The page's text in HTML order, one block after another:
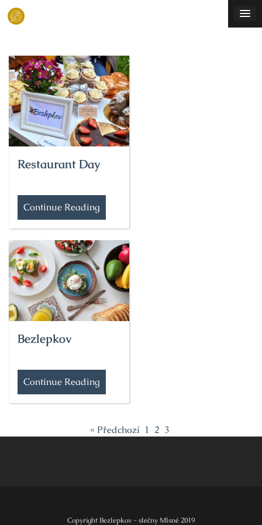
Skip
Restaurant Day
Continue Reading
Bezlepkov
Continue Reading
« Předchozí 1 2 3
Copyright Bezlepkov - slečny Mlsné 2019